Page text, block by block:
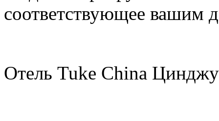
соответствующее вашим
Отель Tuke China Цинджу